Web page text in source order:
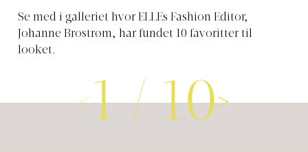
Se med i galleriet hvor ELLEs Fashion Editor,
Johanne Brostrøm, har fundet 10 favoritter til
looket.
1/10